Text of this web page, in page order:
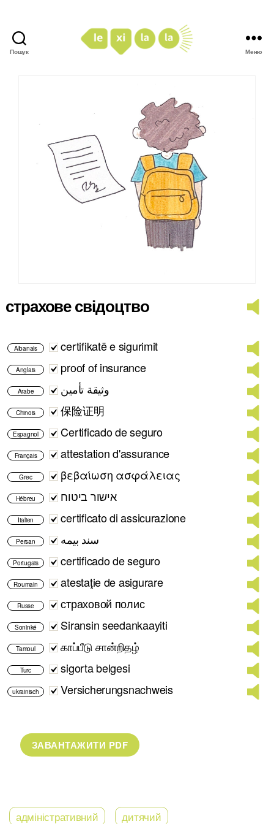
Пошук Меню
страхове свідоцтво
Albanais certifikatë e sigurimit
Anglais proof of insurance
Arabe وثيقة تأمين
Chinois 保险证明
Espagnol Certificado de seguro
Français attestation d'assurance
Grec βεβαίωση ασφάλειας
Hébreu אישור ביטוח
Italien certificato di assicurazione
Persan سند بیمه
Portugais certificado de seguro
Roumain atestaţie de asigurare
Russe страховой полис
Soninké Siransin seedankaayiti
Tamoul காப்பீடு சான்றிதழ்
Turc sigorta belgesi
ukrainisch Versicherungsnachweis
адміністративний дитячий